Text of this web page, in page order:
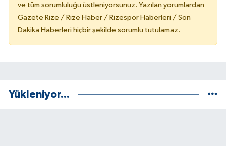
ve tüm sorumluluğu üstleniyorsunuz. Yazılan yorumlardan
Gazete Rize / Rize Haber / Rizespor Haberleri / Son
Dakika Haberleri hiçbir şekilde sorumlu tutulamaz.
Yükleniyor...